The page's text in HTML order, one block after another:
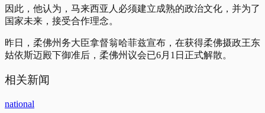
因此，他认为，马来西亚人必须建立成熟的政治文化，并为了
国家未来，接受合作理念。
昨日，柔佛州务大臣拿督翁哈菲兹宣布，在获得柔佛摄政王东
姑依斯迈殿下御准后，柔佛州议会已6月1日正式解散。
相关新闻
national